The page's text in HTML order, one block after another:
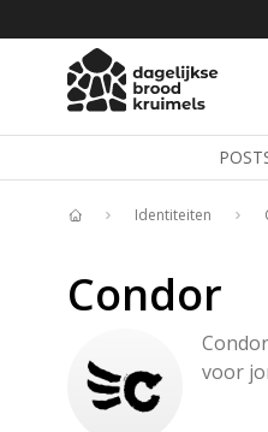
Identiteiten
Condor
voor